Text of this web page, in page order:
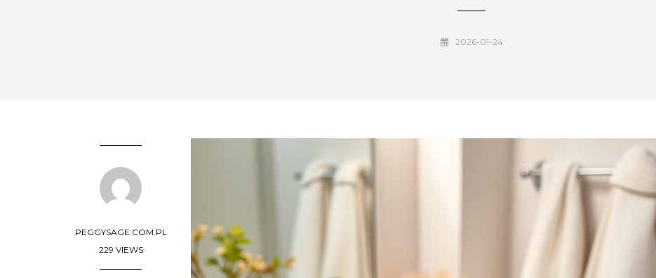
2026-01-24
PEGGYSAGE.COM.PL
229 VIEWS